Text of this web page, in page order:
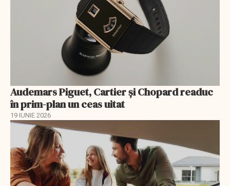
Audemars Piguet, Cartier și Chopard readuc
în prim-plan un ceas uitat
19 IUNIE 2026